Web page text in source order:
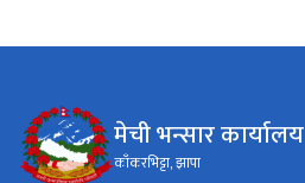
मेची भन्सार कार्यालय
काँकरभिट्टा, झापा